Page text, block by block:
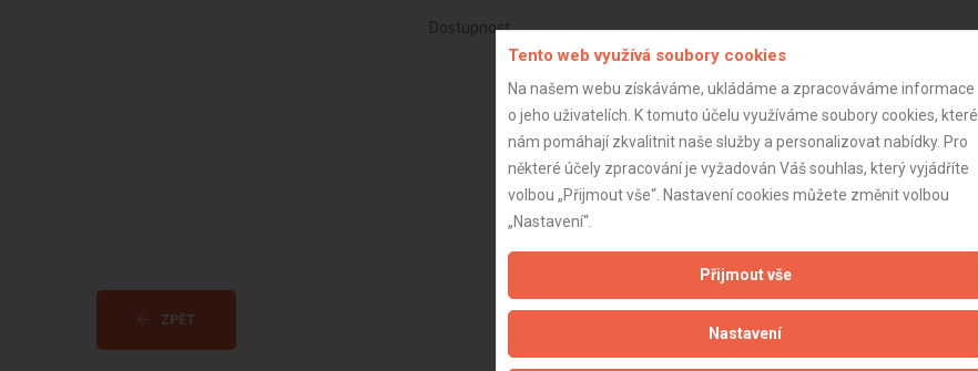
Dostupnost:
ZPĚT
Tento web využívá soubory cookies
Na našem webu získáváme, ukládáme a zpracováváme informace
o jeho uživatelích. K tomuto účelu využíváme soubory cookies, které
nám pomáhají zkvalitnit naše služby a personalizovat nabídky. Pro
některé účely zpracování je vyžadován Váš souhlas, který vyjádříte
volbou „Přijmout vše“. Nastavení cookies můžete změnit volbou
„Nastavení“.
Přijmout vše
Nastavení